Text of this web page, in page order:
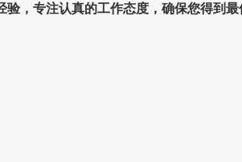
，专注认真的工作态度，确保您得到最